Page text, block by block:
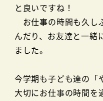
と良いですね！
お仕事の時間も久し
んだり、お友達と一緒
ました。
今学期も子ども達の「
大切にお仕事の時間を